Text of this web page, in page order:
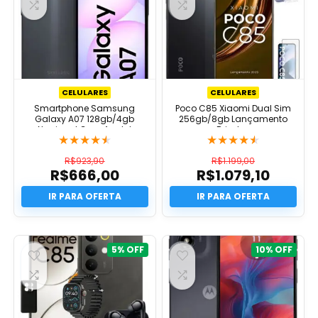
CELULARES
Smartphone Samsung
Galaxy A07 128gb/4gb
Nacional Com Anatel
★★★★★
R$923,90
O
preço
original
era:
R$666,00
O
preço
atual
R$666,00.
CELULARES
Poco C85 Xiaomi Dual Sim
256gb/8gb Lançamento
Brindes
★★★★★
R$1.199,00
O
preço
original
era:
R$1.079,10
O
preço
atual
R$1.079,10.
5% 10%